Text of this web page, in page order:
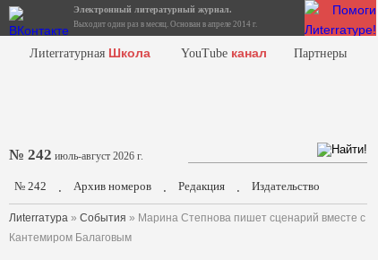
Электронный литературный журнал.
Выходит один раз в месяц. Основан в апреле 2014 г.
Лиterraтурная Школа YouTube канал Партнеры
№ 242 июль-август 2026 г.
№ 242 . Архив номеров . Редакция . Издательство
Лиterraтура » События » Марина Степнова пишет сценарий вместе с
Кантемиром Балаговым